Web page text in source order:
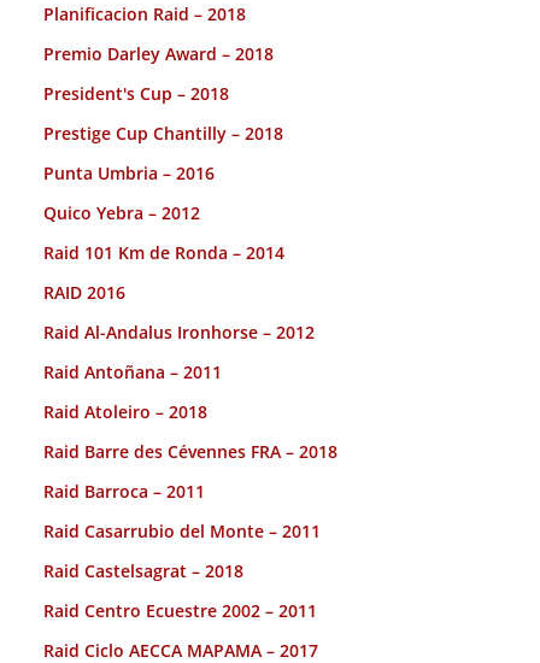
Planificacion Raid – 2018
Premio Darley Award – 2018
President's Cup – 2018
Prestige Cup Chantilly – 2018
Punta Umbria – 2016
Quico Yebra – 2012
Raid 101 Km de Ronda – 2014
RAID 2016
Raid Al-Andalus Ironhorse – 2012
Raid Antoñana – 2011
Raid Atoleiro – 2018
Raid Barre des Cévennes FRA – 2018
Raid Barroca – 2011
Raid Casarrubio del Monte – 2011
Raid Castelsagrat – 2018
Raid Centro Ecuestre 2002 – 2011
Raid Ciclo AECCA MAPAMA – 2017